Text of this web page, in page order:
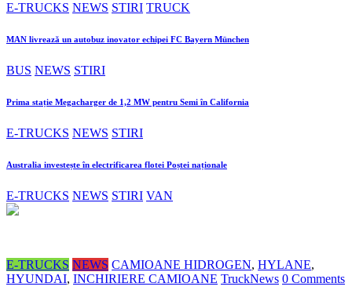
E-TRUCKS NEWS STIRI TRUCK
MAN livrează un autobuz inovator echipei FC Bayern München
BUS NEWS STIRI
Prima stație Megacharger de 1,2 MW pentru Semi în California
E-TRUCKS NEWS STIRI
Australia investește în electrificarea flotei Poștei naționale
E-TRUCKS NEWS STIRI VAN
E-TRUCKS NEWS CAMIOANE HIDROGEN, HYLANE,
HYUNDAI, INCHIRIERE CAMIOANE TruckNews 0 Comments